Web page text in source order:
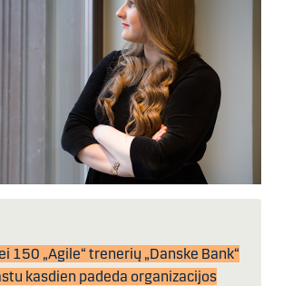
150 „Agile“ trenerių „Danske Bank“
kasdien padeda organizacijos